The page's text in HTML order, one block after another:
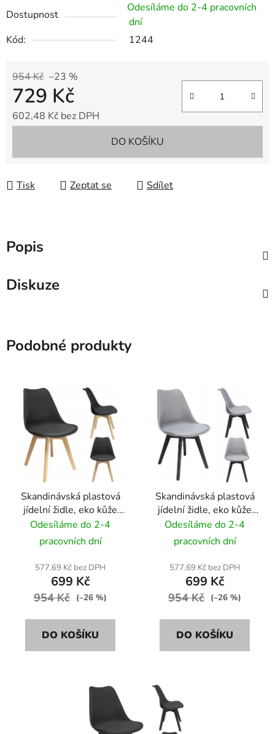
Dostupnost
Odesíláme do 2-4 pracovních
dní
Kód:
1244
954 Kč –23 %
729 Kč
602,48 Kč bez DPH
DO KOŠÍKU
Tisk Zeptat se Sdílet
Popis
Diskuze
Podobné produkty
Skandinávská plastová
jídelní židle, eko kůže
Stylo OSLO - černá
Odesíláme do 2-4
pracovních dní
577,69 Kč bez DPH
699 Kč
954 Kč (–26 %)
DO KOŠÍKU
Skandinávská plastová
jídelní židle, eko kůže
Stylo OSLO - šedá
(černé nohy)
Odesíláme do 2-4
pracovních dní
577,69 Kč bez DPH
699 Kč
954 Kč (–26 %)
DO KOŠÍKU